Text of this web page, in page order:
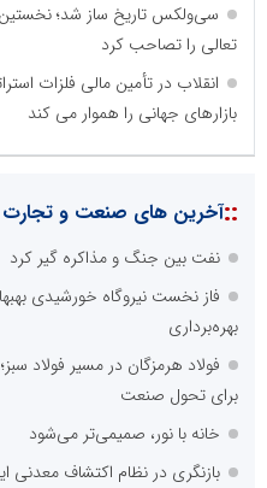
سی‌ولکس تاریخ ساز شد؛ نخستین
تعالی را تصاحب کرد
انقلاب در تأمین مالی فلزات
بازارهای جهانی را هموار می کند
::آخرین های صنعت و تجارت
نفت بین جنگ و مذاکره گیر کرد
فاز نخست نیروگاه خورشیدی
بهره‌برداری
فولاد هرمزگان در مسیر فولاد
برای تحول صنعت
خانه با نور، صمیمی‌تر می‌شود
بازنگری در نظام اکتشاف معدنی